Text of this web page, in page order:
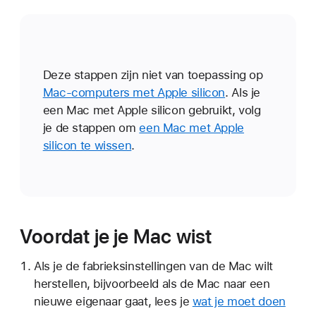
Deze stappen zijn niet van toepassing op
Mac-computers met Apple silicon. Als je
een Mac met Apple silicon gebruikt, volg
je de stappen omeen Mac met Apple
silicon te wissen.
Voordat je je Mac wist
Als je de fabrieksinstellingen van de Mac wilt
herstellen, bijvoorbeeld als de Mac naar een
nieuwe eigenaar gaat, lees je wat je moet doen